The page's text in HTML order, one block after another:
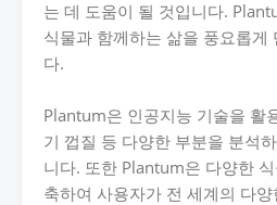
는 데 도움이 될 것입니다.
식물과 함께하는 삶을 풍요롭게
다.
Plantum은 인공지능 기술을 활
기 껍질 등 다양한 부분을 분석
니다. 또한 Plantum은 다양한
축하여 사용자가 전 세계의 다